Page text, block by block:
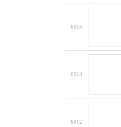
6014
6013
6012